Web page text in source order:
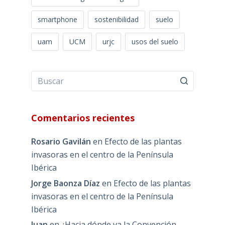
smartphone sostenibilidad suelo
uam UCM urjc usos del suelo
Comentarios recientes
Rosario Gavilán en Efecto de las plantas
invasoras en el centro de la Península
Ibérica
Jorge Baonza Díaz en Efecto de las plantas
invasoras en el centro de la Península
Ibérica